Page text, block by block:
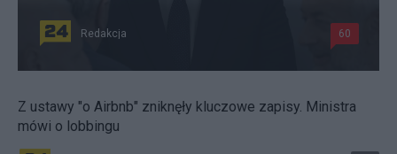
Redakcja 60
Z ustawy "o Airbnb" zniknęły kluczowe zapisy. Ministra
mówi o lobbingu